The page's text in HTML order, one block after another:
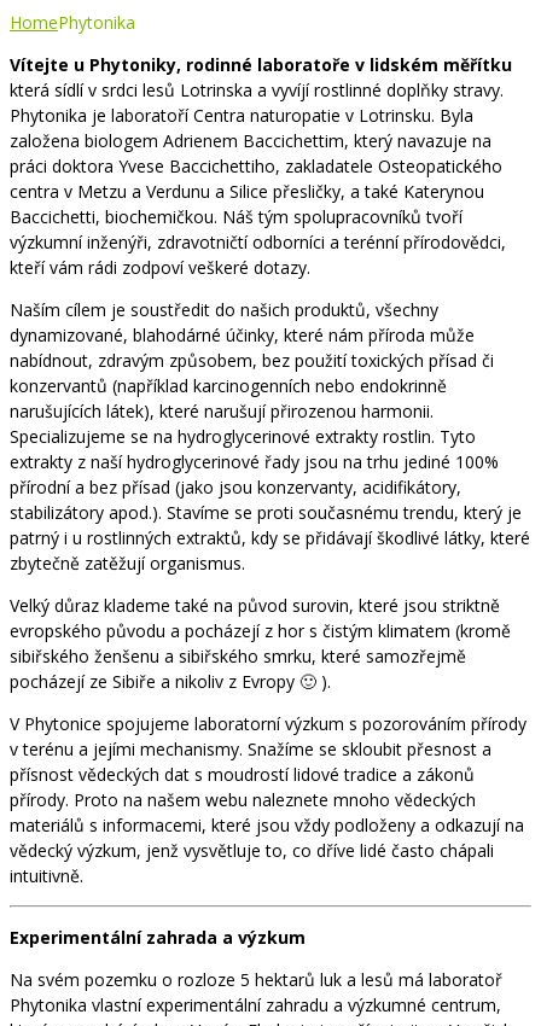
HomePhytonika
Vítejte u Phytoniky, rodinné laboratoře v lidském měřítku
která sídlí v srdci lesů Lotrinska a vyvíjí rostlinné doplňky stravy.
Phytonika je laboratoří Centra naturopatie v Lotrinsku. Byla
založena biologem Adrienem Baccichettim, který navazuje na
práci doktora Yvese Baccichettiho, zakladatele Osteopatického
centra v Metzu a Verdunu a Silice přesličky, a také Katerynou
Baccichetti, biochemičkou. Náš tým spolupracovníků tvoří
výzkumní inženýři, zdravotničtí odborníci a terénní přírodovědci,
kteří vám rádi zodpoví veškeré dotazy.
Naším cílem je soustředit do našich produktů, všechny
dynamizované, blahodárné účinky, které nám příroda může
nabídnout, zdravým způsobem, bez použití toxických přísad či
konzervantů (například karcinogenních nebo endokrinně
narušujících látek), které narušují přirozenou harmonii.
Specializujeme se na hydroglycerinové extrakty rostlin. Tyto
extrakty z naší hydroglycerinové řady jsou na trhu jediné 100%
přírodní a bez přísad (jako jsou konzervanty, acidifikátory,
stabilizátory apod.). Stavíme se proti současnému trendu, který je
patrný i u rostlinných extraktů, kdy se přidávají škodlivé látky, které
zbytečně zatěžují organismus.
Velký důraz klademe také na původ surovin, které jsou striktně
evropského původu a pocházejí z hor s čistým klimatem (kromě
sibiřského ženšenu a sibiřského smrku, které samozřejmě
pocházejí ze Sibiře a nikoliv z Evropy 🙂 ).
V Phytonice spojujeme laboratorní výzkum s pozorováním přírody
v terénu a jejími mechanismy. Snažíme se skloubit přesnost a
přísnost vědeckých dat s moudrostí lidové tradice a zákonů
přírody. Proto na našem webu naleznete mnoho vědeckých
materiálů s informacemi, které jsou vždy podloženy a odkazují na
vědecký výzkum, jenž vysvětluje to, co dříve lidé často chápali
intuitivně.
Experimentální zahrada a výzkum
Na svém pozemku o rozloze 5 hektarů luk a lesů má laboratoř
Phytonika vlastní experimentální zahradu a výzkumné centrum,